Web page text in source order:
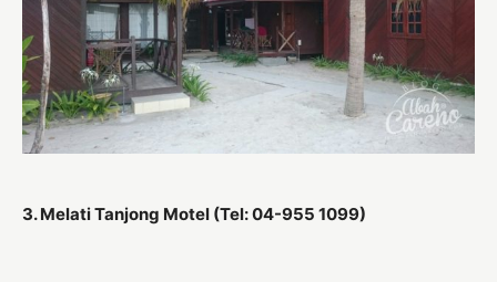
3. Melati Tanjong Motel (Tel: 04-955 1099)